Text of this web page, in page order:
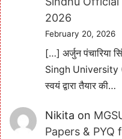
2026
February 20, 2026
[…] अर्जुन पंचारिया
Singh University
स्वयं द्वारा तैयार की…
Nikita on
Papers & PYQ